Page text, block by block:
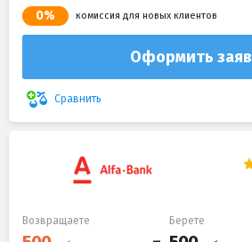
0% комиссия для новых клиентов
Оформить
Сравнить
Возвращаете Берете